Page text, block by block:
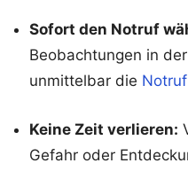
Sofort den Notruf
Beobachtungen in
unmittelbar die Notruf
Keine Zeit verlieren:
Gefahr oder